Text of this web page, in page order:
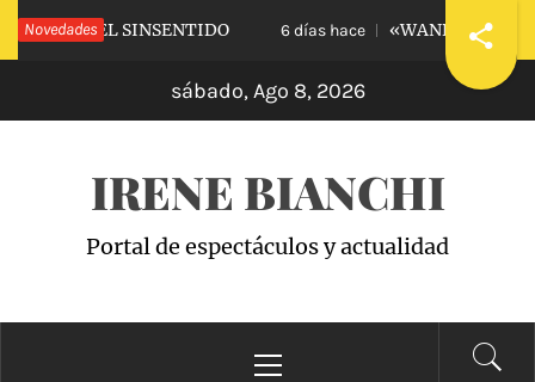
Saltar
al
Novedades
DEL SINSENTIDO 6 días hace «WANDA
sábado, Ago 8, 2026
IRENE BIANCHI
Portal de espectáculos y actualidad
principal